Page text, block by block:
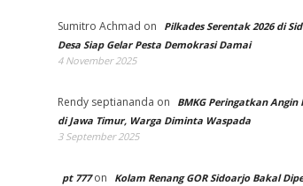
Sumitro Achmad on
Pilkades Serentak 2026 di
Desa Siap Gelar Pesta Demokrasi Damai
4 November 2025
Rendy septiananda on
BMKG Peringatkan Angin
di Jawa Timur, Warga Diminta Waspada
3 September 2025
pt 777on
Kolam Renang GOR Sidoarjo Bakal